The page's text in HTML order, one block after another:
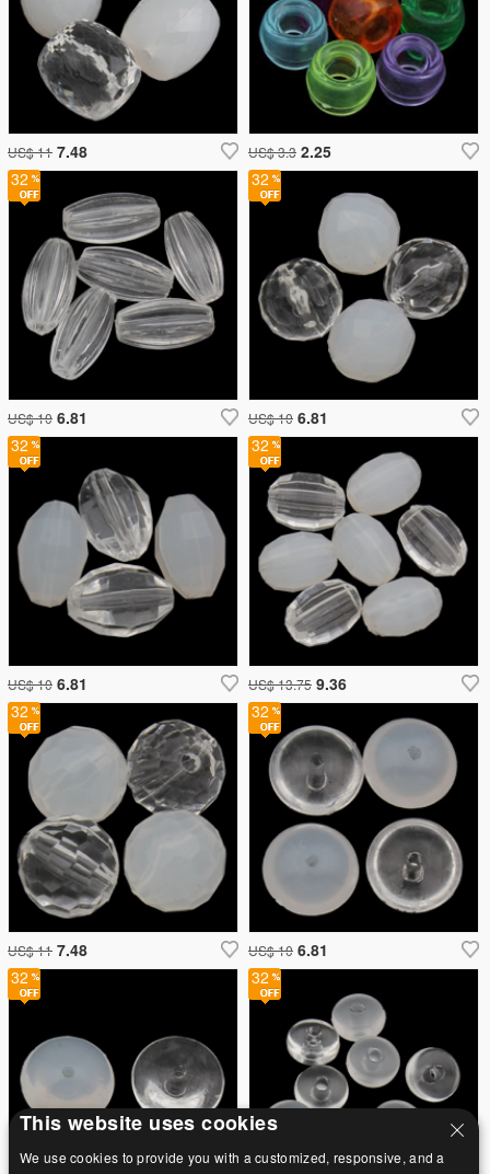
US$ 3.3 2.25
US$ 11 7.48
32
US$ 13.75 9.36
32
US$ 10 6.81
32
US$ 10 6.81
32
US$ 10 6.81
32
US$ 11 7.48
32
US$ 10 6.81
32
32
This website uses cookies
We use cookies to provide you with a customized, responsive, and a